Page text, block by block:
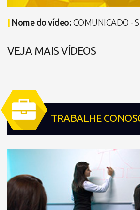
| Nome do vídeo: COMUNICADO -
VEJA MAIS VÍDEOS
TRABALHE